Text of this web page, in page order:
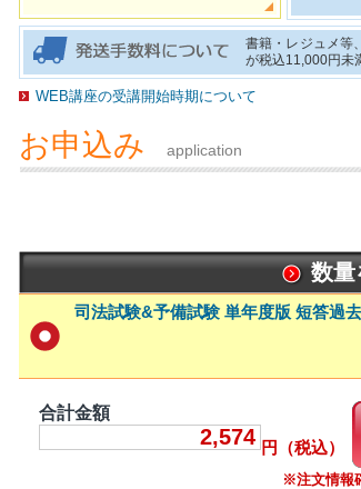
書籍・レジュメ等
が税込11,000円未
WEB講座の受講開始時期について
お申込み application
数量
司法試験&予備試験 単年度版 短答過
合計金額
2,574 円（税込）
※注文情報